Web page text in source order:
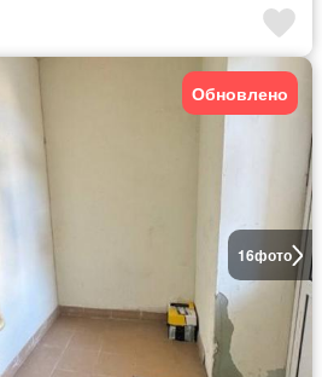
16фото
Обновлено